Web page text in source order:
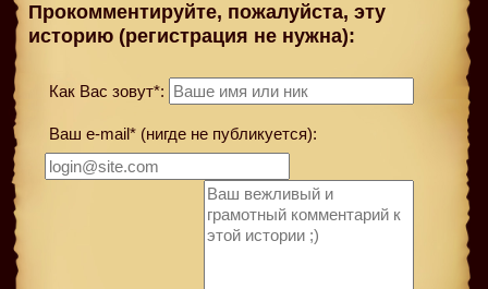
Прокомментируйте, пожалуйста, эту
историю (регистрация не нужна):
Как Вас зовут*:
Ваш e-mail* (нигде не публикуется):